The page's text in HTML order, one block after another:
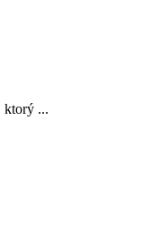
ktorý ...